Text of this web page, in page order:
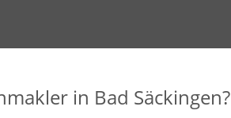
in Bad Säckingen?